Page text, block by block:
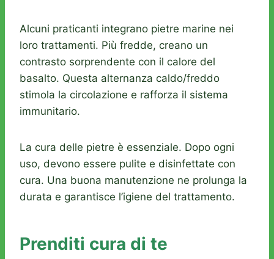
Alcuni praticanti integrano pietre marine nei
loro trattamenti. Più fredde, creano un
contrasto sorprendente con il calore del
basalto. Questa alternanza caldo/freddo
stimola la circolazione e rafforza il sistema
immunitario.
La cura delle pietre è essenziale. Dopo ogni
uso, devono essere pulite e disinfettate con
cura. Una buona manutenzione ne prolunga la
durata e garantisce l’igiene del trattamento.
Prenditi cura di te